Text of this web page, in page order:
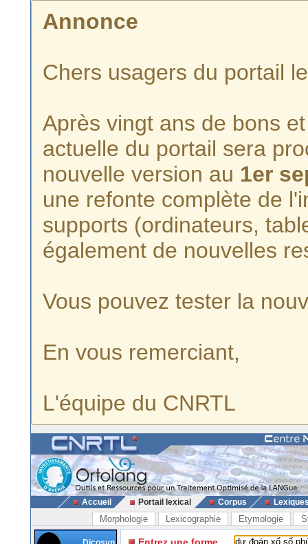
Annonce
Chers usagers du portail
Après vingt ans de bons
actuelle du portail sera
nouvelle version au 1er
une refonte complète de
supports (ordinateurs,
également de nouvelles
Vous pouvez tester la
En vous remerciant,
L'équipe du CNRTL
Accueil Portail lexical Corpus
Morphologie Lexicographie Etymologie